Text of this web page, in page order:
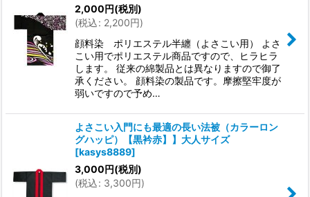
絞り込む
2,000円(税別)
(税込: 2,200円)
顔料染 ポリエステル半纏（よさこい用） よさ
こい用でポリエステル商品ですので、ヒラヒラ
します。 従来の綿製品とは異なりますので御了
承ください。 顔料染の製品です。摩擦堅牢度が
弱いですので予め…
よさこい入門にも最適の長い法被（カラーロン
グハッピ）【黒衿赤】】大人サイズ
[kasys8889]
3,000円(税別)
(税込: 3,300円)